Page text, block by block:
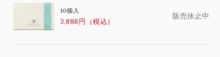
10個入
3,888円（税込）
販売休止中